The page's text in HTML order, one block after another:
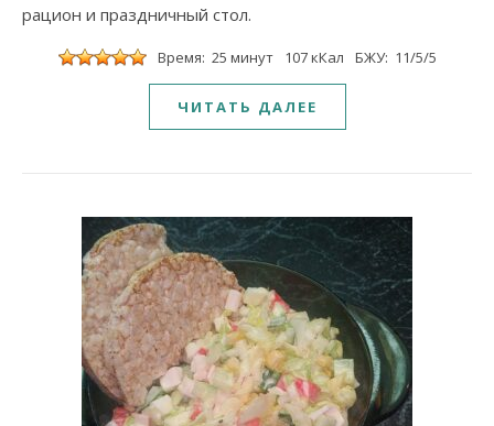
рацион и праздничный стол.
Время: 25 минут 107 кКал БЖУ: 11/5/5
ЧИТАТЬ ДАЛЕЕ